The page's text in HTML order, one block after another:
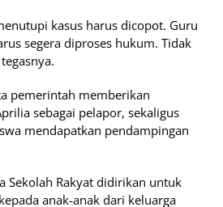
kasus harus dicopot. Guru
segera diproses hukum. Tidak
pemerintah memberikan
sebagai pelapor, sekaligus
mendapatkan pendampingan
Sekolah Rakyat didirikan untuk
anak-anak dari keluarga